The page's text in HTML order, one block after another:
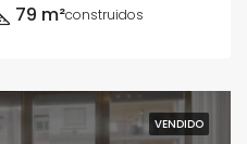
79 m²construidos
VENDIDO